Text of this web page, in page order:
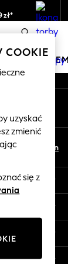
zł*
0
En
COOKIE
uzyskać
zmienić
się z